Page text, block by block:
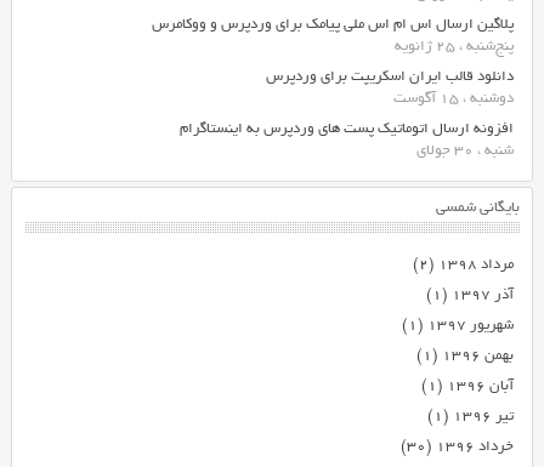
پلاگین ارسال اس ام اس ملی پیامک برای وردپرس و ووکامرس
پنج‌شنبه ، 25 ژانویه
دانلود قالب ایران اسکریپت برای وردپرس
دوشنبه ، 15 آگوست
افزونه ارسال اتوماتیک پست های وردپرس به اینستاگرام
شنبه ، 30 جولای
بایگانی شمسی
مرداد ۱۳۹۸
(۲)
آذر ۱۳۹۷
(۱)
شهریور ۱۳۹۷
(۱)
بهمن ۱۳۹۶
(۱)
آبان ۱۳۹۶
(۱)
تیر ۱۳۹۶
(۱)
خرداد ۱۳۹۶
(۳۰)